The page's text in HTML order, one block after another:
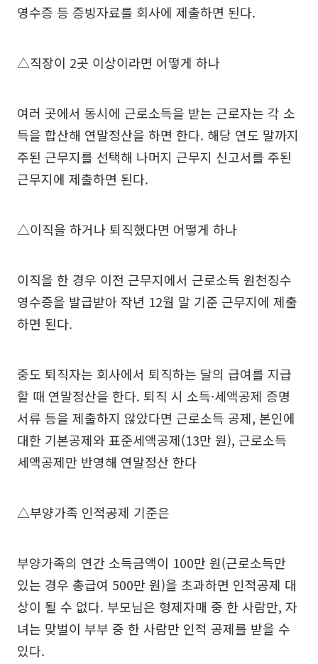
영수증 등 증빙자료를 회사에 제출하면 된다.
△직장이 2곳 이상이라면 어떻게 하나
여러 곳에서 동시에 근로소득을 받는 근로자는 각 소
득을 합산해 연말정산을 하면 한다. 해당 연도 말까지
주된 근무지를 선택해 나머지 근무지 신고서를 주된
근무지에 제출하면 된다.
△이직을 하거나 퇴직했다면 어떻게 하나
이직을 한 경우 이전 근무지에서 근로소득 원천징수
영수증을 발급받아 작년 12월 말 기준 근무지에 제출
하면 된다.
중도 퇴직자는 회사에서 퇴직하는 달의 급여를 지급
할 때 연말정산을 한다. 퇴직 시 소득·세액공제 증명
서류 등을 제출하지 않았다면 근로소득 공제, 본인에
대한 기본공제와 표준세액공제(13만 원), 근로소득
세액공제만 반영해 연말정산 한다
△부양가족 인적공제 기준은
부양가족의 연간 소득금액이 100만 원(근로소득만
있는 경우 총급여 500만 원)을 초과하면 인적공제 대
상이 될 수 없다. 부모님은 형제자매 중 한 사람만, 자
녀는 맞벌이 부부 중 한 사람만 인적 공제를 받을 수
있다.